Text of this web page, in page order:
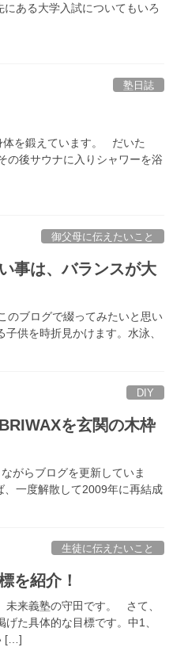
ある大学入試についてもいろ
塾日誌
を鍛えています。 だいた
の後サウナに入りシャワーを浴
御父母に伝えたいこと
事は、バランスが大
ブログで綴ってみたいと思い
供を時折見かけます。水泳、
DIY
を玄関の木枠
がらブログを更新していま
一度解散して2009年に再結成
生徒に伝えたいこと
を紹介！
未来義塾の守田です。 さて、
た具体的な目標です。中1、
[…]